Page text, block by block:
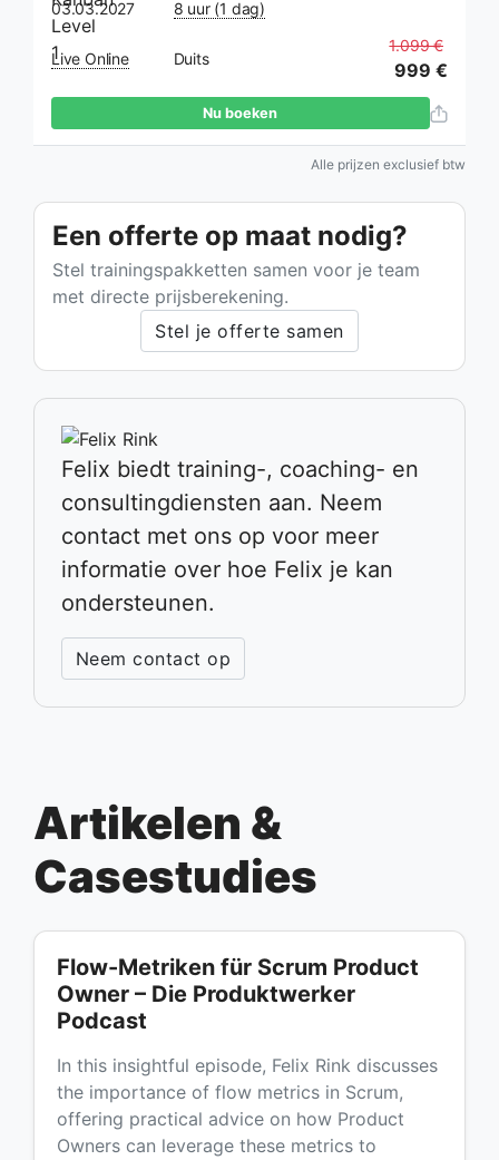
03.03.2027 8 uur (1 dag)
Live Online Duits
1.099 €
999 €
Nu boeken
Alle prijzen exclusief btw
Een offerte op maat nodig?
Stel trainingspakketten samen voor je team
met directe prijsberekening.
Stel je offerte samen
Felix biedt training-, coaching- en
consultingdiensten aan. Neem
contact met ons op voor meer
informatie over hoe Felix je kan
ondersteunen.
Neem contact op
Artikelen &
Casestudies
Flow-Metriken für Scrum Product
Owner – Die Produktwerker
Podcast
In this insightful episode, Felix Rink discusses
the importance of flow metrics in Scrum,
offering practical advice on how Product
Owners can leverage these metrics to